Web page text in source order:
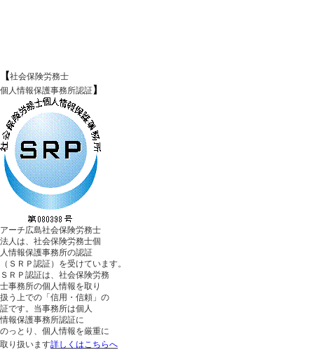
【社会保険労務士
個人情報保護事務所認証】
アーチ広島社会保険労務士
法人は、社会保険労務士個
人情報保護事務所の認証
（ＳＲＰ認証）を受けています。
ＳＲＰ認証は、社会保険労務
士事務所の個人情報を取り
扱う上での「信用・信頼」の
証です。当事務所は個人
情報保護事務所認証に
のっとり、個人情報を厳重に
取り扱います詳しくはこちらへ